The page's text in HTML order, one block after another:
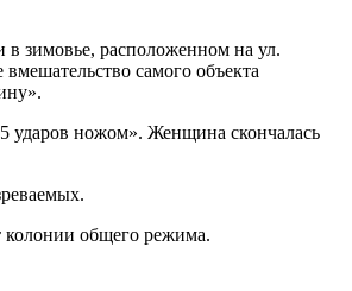
в зимовье, расположенном на ул.
самого объекта
ударов ножом». Женщина скончалась
колонии общего режима.